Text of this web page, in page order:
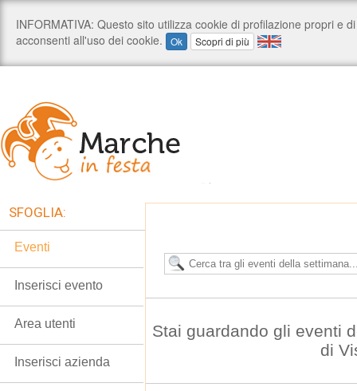
Stai guardando gli eventi
di
SFOGLIA:
Eventi
Inserisci evento
Area utenti
Inserisci azienda